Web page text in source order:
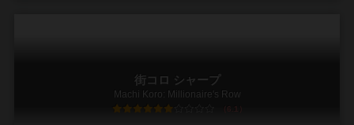
街コロ シャープ
Machi Koro: Millionaire's Row
6.1